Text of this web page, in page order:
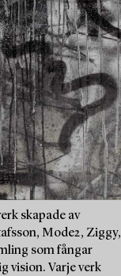
skapade av
Mode2, Ziggy,
som fångar
vision. Varje verk